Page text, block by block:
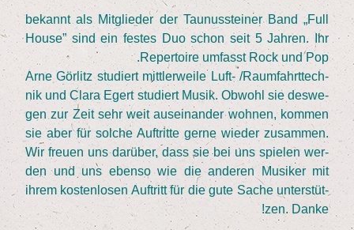
bekannt als Mit­glie­der der Tau­nus­stei­ner Band„Full
House” sind ein fes­tes Duo schon seit5Jah­ren. Ihr
Reper­toire umfasst Rock und Pop.
Arne Gör­litz stu­diert mitt­ler­wei­le Luft- /​Raum­fahrt­tech­
nik und Cla­ra Egert stu­diert Musik. Obwohl sie des­we­
gen zur Zeit sehr weit aus­ein­an­der woh­nen, kom­men
sie aber für sol­che Auf­trit­te ger­ne wie­der zusam­men.
Wir freu­en uns dar­über, dass sie bei uns spie­len wer­
den und uns eben­so wie die ande­ren Musi­ker mit
ihrem kos­ten­lo­sen Auf­tritt für die gute Sache unter­stüt­
zen. Danke!